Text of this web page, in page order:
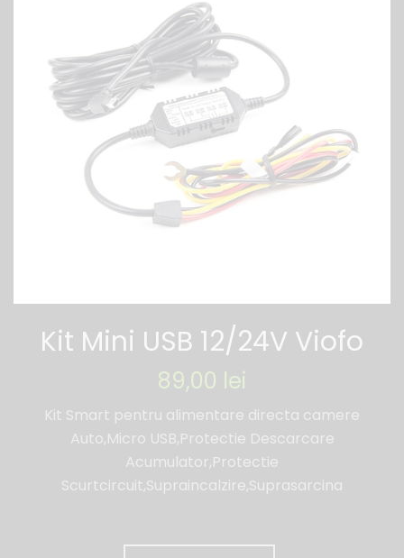
Kit Mini USB 12/24V Viofo
89,00 lei
Kit Smart pentru alimentare directa camere
Auto,Micro USB,Protectie Descarcare
Acumulator,Protectie
Scurtcircuit,Supraincalzire,Suprasarcina